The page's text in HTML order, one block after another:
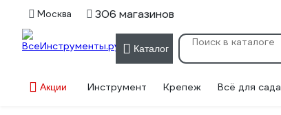
Москва 306 магазинов
Каталог
Акции Инструмент Крепеж Всё для сада